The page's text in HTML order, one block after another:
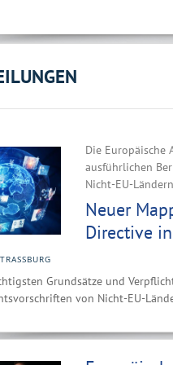
Die
ausführlichen
Nicht-EU-
Neuer
Directive
Grundsätze und
von Nicht-EU-